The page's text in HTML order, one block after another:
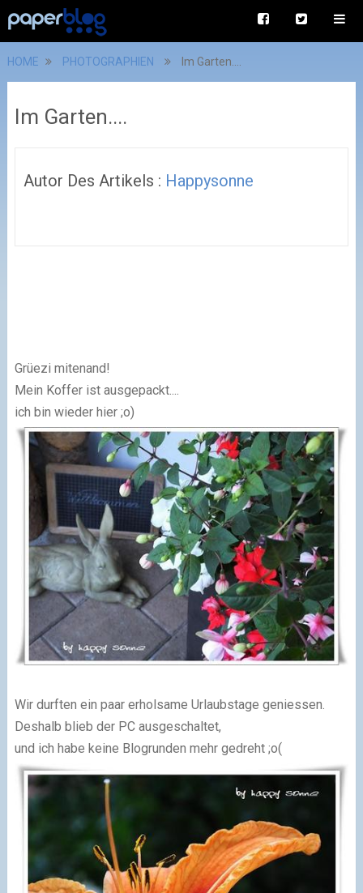
HOME PHOTOGRAPHIEN Im Garten....
Im Garten....
Autor Des Artikels : Happysonne
Grüezi mitenand!
Mein Koffer ist ausgepackt....
ich bin wieder hier ;o)
Wir durften ein paar erholsame Urlaubstage geniessen.
Deshalb blieb der PC ausgeschaltet,
und ich habe keine Blogrunden mehr gedreht ;o(